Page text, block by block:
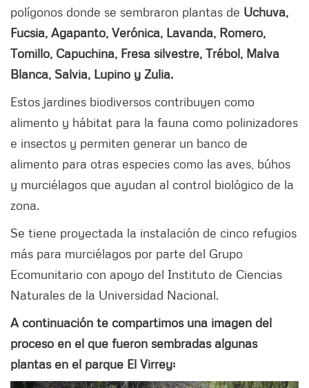
polígonos donde se sembraron plantas de Uchuva,
Fucsia, Agapanto, Verónica, Lavanda, Romero,
Tomillo, Capuchina, Fresa silvestre, Trébol, Malva
Blanca, Salvia, Lupino y Zulia.
Estos jardines biodiversos contribuyen como
alimento y hábitat para la fauna como polinizadores
e insectos y permiten generar un banco de
alimento para otras especies como las aves, búhos
y murciélagos que ayudan al control biológico de la
zona.
Se tiene proyectada la instalación de cinco refugios
más para murciélagos por parte del Grupo
Ecomunitario con apoyo del Instituto de Ciencias
Naturales de la Universidad Nacional.
A continuación te compartimos una imagen del
proceso en el que fueron sembradas algunas
plantas en el parque El Virrey: